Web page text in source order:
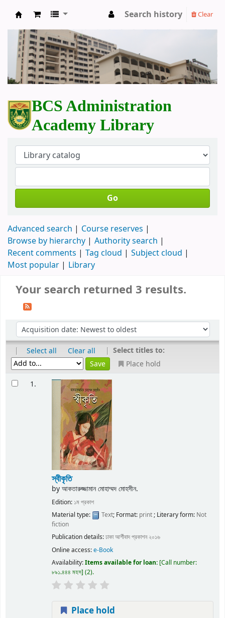
BCS Administration Academy Library
Search history Clear
BCS Administration
Academy Library
Go
Advanced search
Course reserves
Browse by hierarchy
Authority search
Recent comments
Tag cloud
Subject cloud
Most popular
Library
Your search returned 3 results.
| Select all Clear all | Select titles to:
Place hold
1.
স্বীকৃতি
byআকতারুজ্জামান মোহাম্মদ মোহসীন.
Edition: ১ম প্রকাশ
Material type:
Text; Format: print; Literary form: Not
fiction
Publication details:ঢাকাআর্শীবাদ প্রকাশন ২০১৬
Online access:e-Book
Availability:Items available for loan: Call number:
৮৯১.৪৪৪ মহস (2).
Place hold